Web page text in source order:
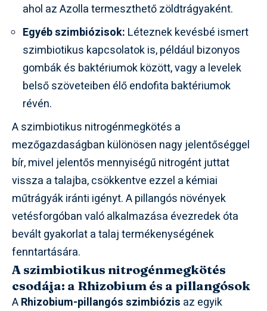
ahol az Azolla termeszthető zöldtrágyaként.
Egyéb szimbiózisok: Léteznek kevésbé ismert
szimbiotikus kapcsolatok is, például bizonyos
gombák és baktériumok között, vagy a levelek
belső szöveteiben élő endofita baktériumok
révén.
A szimbiotikus nitrogénmegkötés a
mezőgazdaságban különösen nagy jelentőséggel
bír, mivel jelentős mennyiségű nitrogént juttat
vissza a talajba, csökkentve ezzel a kémiai
műtrágyák iránti igényt. A pillangós növények
vetésforgóban való alkalmazása évezredek óta
bevált gyakorlat a talaj termékenységének
fenntartására.
A szimbiotikus nitrogénmegkötés
csodája: a Rhizobium és a pillangósok
ARhizobium-pillangós szimbiózis az egyik